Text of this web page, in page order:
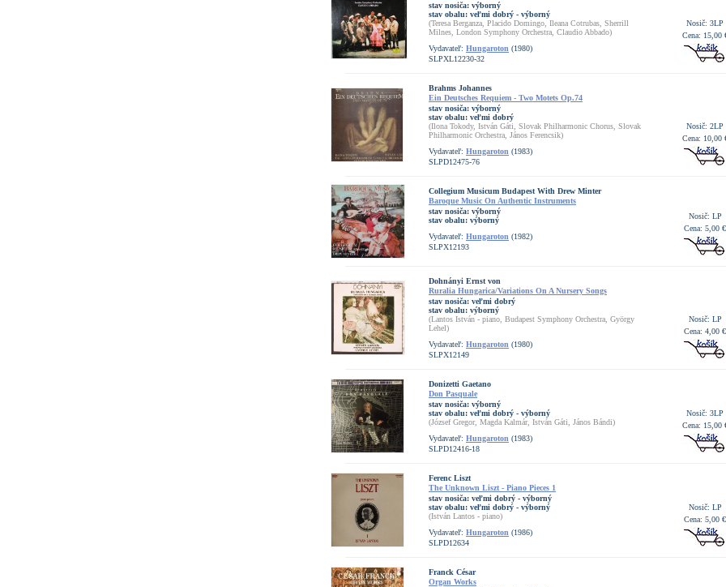
stav nosiča: výborný
stav obalu: veľmi dobrý - výborný
(Teresa Berganza, Placido Domingo, Ileana Cotrubas, Sherrill
Milnes, London Symphony Orchestra, Claudio Abbado)
Vydavateľ: Hungaroton (1980)
SLPXL12230-32
Nosič: 3LP
Cena: 15,00
Brahms Johannes
Ein Deutsches Requiem - Two Motets Op.74
stav nosiča: výborný
stav obalu: veľmi dobrý
(Ilona Tokody, István Gáti, Slovak Philharmonic Chorus, Slovak
Philharmonic Orchestra, János Ferencsik)
Vydavateľ: Hungaroton (1983)
SLPD12475-76
Nosič: 2LP
Cena: 10,00
Collegium Musicum Budapest With Drew Minter
Baroque Music On Authentic Instruments
stav nosiča: výborný
stav obalu: výborný
Vydavateľ: Hungaroton (1982)
SLPX12193
Nosič: LP
Cena: 5,00 €
Dohnányi Ernst von
Ruralia Hungarica/Variations On A Nursery Songs
stav nosiča: veľmi dobrý
stav obalu: výborný
(Lantos István - piano, Budapest Symphony Orchestra, György
Lehel)
Vydavateľ: Hungaroton (1980)
SLPX12149
Nosič: LP
Cena: 4,00 €
Donizetti Gaetano
Don Pasquale
stav nosiča: výborný
stav obalu: veľmi dobrý - výborný
(József Gregor, Magda Kalmár, István Gáti, János Bándi)
Vydavateľ: Hungaroton (1983)
SLPD12416-18
Nosič: 3LP
Cena: 15,00
Ferenc Liszt
The Unknown Liszt - Piano Pieces 1
stav nosiča: veľmi dobrý - výborný
stav obalu: veľmi dobrý - výborný
(István Lantos - piano)
Vydavateľ: Hungaroton (1986)
SLPD12634
Nosič: LP
Cena: 5,00 €
Franck César
Organ Works